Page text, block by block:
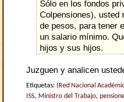
Sólo en los fondos
Colpensiones), usted
de pesos, para tener
un salario mínimo.
hijos y sus hijos.
Juzguen y analicen
Etiquetas: (Red Nacional
ISS, Ministro del Trabajo,